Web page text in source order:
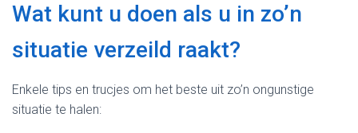
Wat kunt u doen als u in zo’n
situatie verzeild raakt?
Enkele tips en trucjes om het beste uit zo’n ongunstige
situatie te halen: